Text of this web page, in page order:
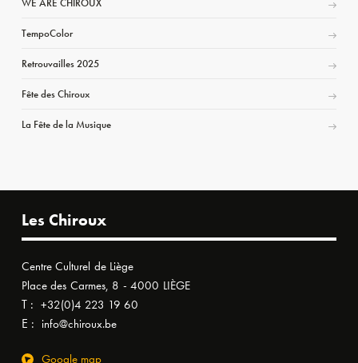
WE ARE CHIROUX
TempoColor
Retrouvailles 2025
Fête des Chiroux
La Fête de la Musique
Les Chiroux
Centre Culturel de Liège
Place des Carmes, 8 - 4000 LIÈGE
T : +32(0)4 223 19 60
E : info@chiroux.be
Google map